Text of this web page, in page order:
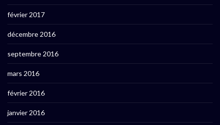
février 2017
décembre 2016
septembre 2016
mars 2016
février 2016
janvier 2016